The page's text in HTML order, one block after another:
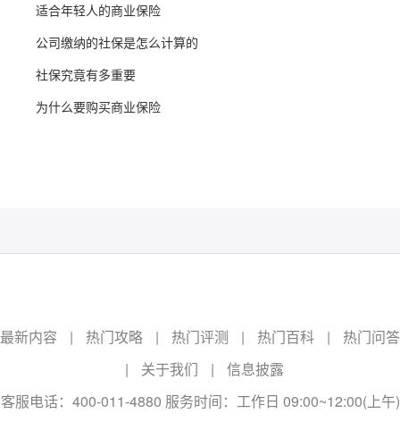
适合年轻人的商业保险
公司缴纳的社保是怎么计算的
社保究竟有多重要
为什么要购买商业保险
最新内容 | 热门攻略 | 热门评测 | 热门百科 |
热门问答
|
关于我们 |
信息披露
客服电话：400-011-4880 服务时间：工作日 09:00~12:00(上午)